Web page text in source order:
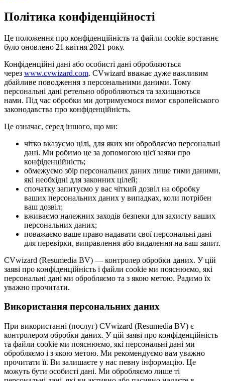
Політика конфіденційності
Це положення про конфіденційність та файли cookie востаннє
було оновлено 21 квітня 2021 року.
Конфіденційні дані або особисті дані обробляються
через www.cvwizard.com. CVwizard вважає дуже важливим
дбайливе поводження з персональними даними. Тому
персональні дані ретельно обробляються та захищаються
нами. Під час обробки ми дотримуємося вимог європейського
законодавства про конфіденційність.
Це означає, серед іншого, що ми:
чітко вказуємо цілі, для яких ми обробляємо персональні
дані. Ми робимо це за допомогою цієї заяви про
конфіденційність;
обмежуємо збір персональних даних лише тими даними,
які необхідні для законних цілей;
спочатку запитуємо у вас чіткий дозвіл на обробку
ваших персональних даних у випадках, коли потрібен
ваш дозвіл;
вживаємо належних заходів безпеки для захисту ваших
персональних даних;
поважаємо ваше право надавати свої персональні дані
для перевірки, виправлення або видалення на ваш запит.
CVwizard (Resumedia BV) — контролер обробки даних. У цій
заяві про конфіденційність і файли cookie ми пояснюємо, які
персональні дані ми обробляємо та з якою метою. Радимо їх
уважно прочитати.
Використання персональних даних
При використанні (послуг) CVwizard (Resumedia BV) є
контролером обробки даних. У цій заяві про конфіденційність
та файли cookie ми пояснюємо, які персональні дані ми
обробляємо і з якою метою. Ми рекомендуємо вам уважно
прочитати її. Ви залишаєте у нас певну інформацію. Це
можуть бути особисті дані. Ми обробляємо лише ті